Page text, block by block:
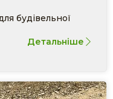
будівельної
Детальніше